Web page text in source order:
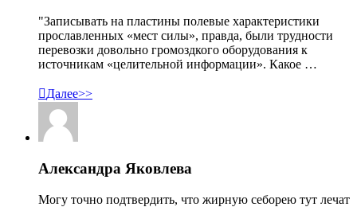
"Записывать на пластины полевые характеристики
прославленных «мест силы», правда, были трудности
перевозки довольно громоздкого оборудования к
источникам «целительной информации». Какое …
Далее>>
Александра Яковлева
Могу точно подтвердить, что жирную себорею тут лечат